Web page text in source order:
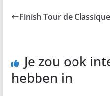
Finish Tour de
Je zou ook
hebben in